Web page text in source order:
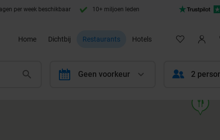
per week beschikbaar 10+ miljoen leden
Home Dichtbij Restaurants Hotels
calendar Geen voorkeur 2
food